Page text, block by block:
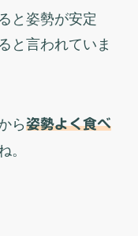
と姿勢が安定
と言われていま
ら姿勢よく食べ
。